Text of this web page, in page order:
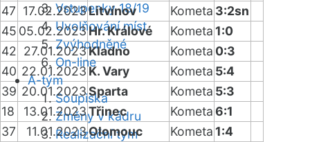
Vstupenky 18/19
Uvolňování míst
Zvýhodněné
On-line
A-tým
Soupiska
Změny v kádru
Realizační tým
47 17.02.2023Litvínov Kometa 3:2sn
45 05.02.2023 Hr. Králové Kometa 1:0
42 27.01.2023Kladno Kometa 0:3
40 22.01.2023 K. Vary Kometa 5:4
39 20.01.2023Sparta Kometa 5:3
18
13.01.2023Třinec Kometa6:1
37
11.01.2023Olomouc Kometa 1:4